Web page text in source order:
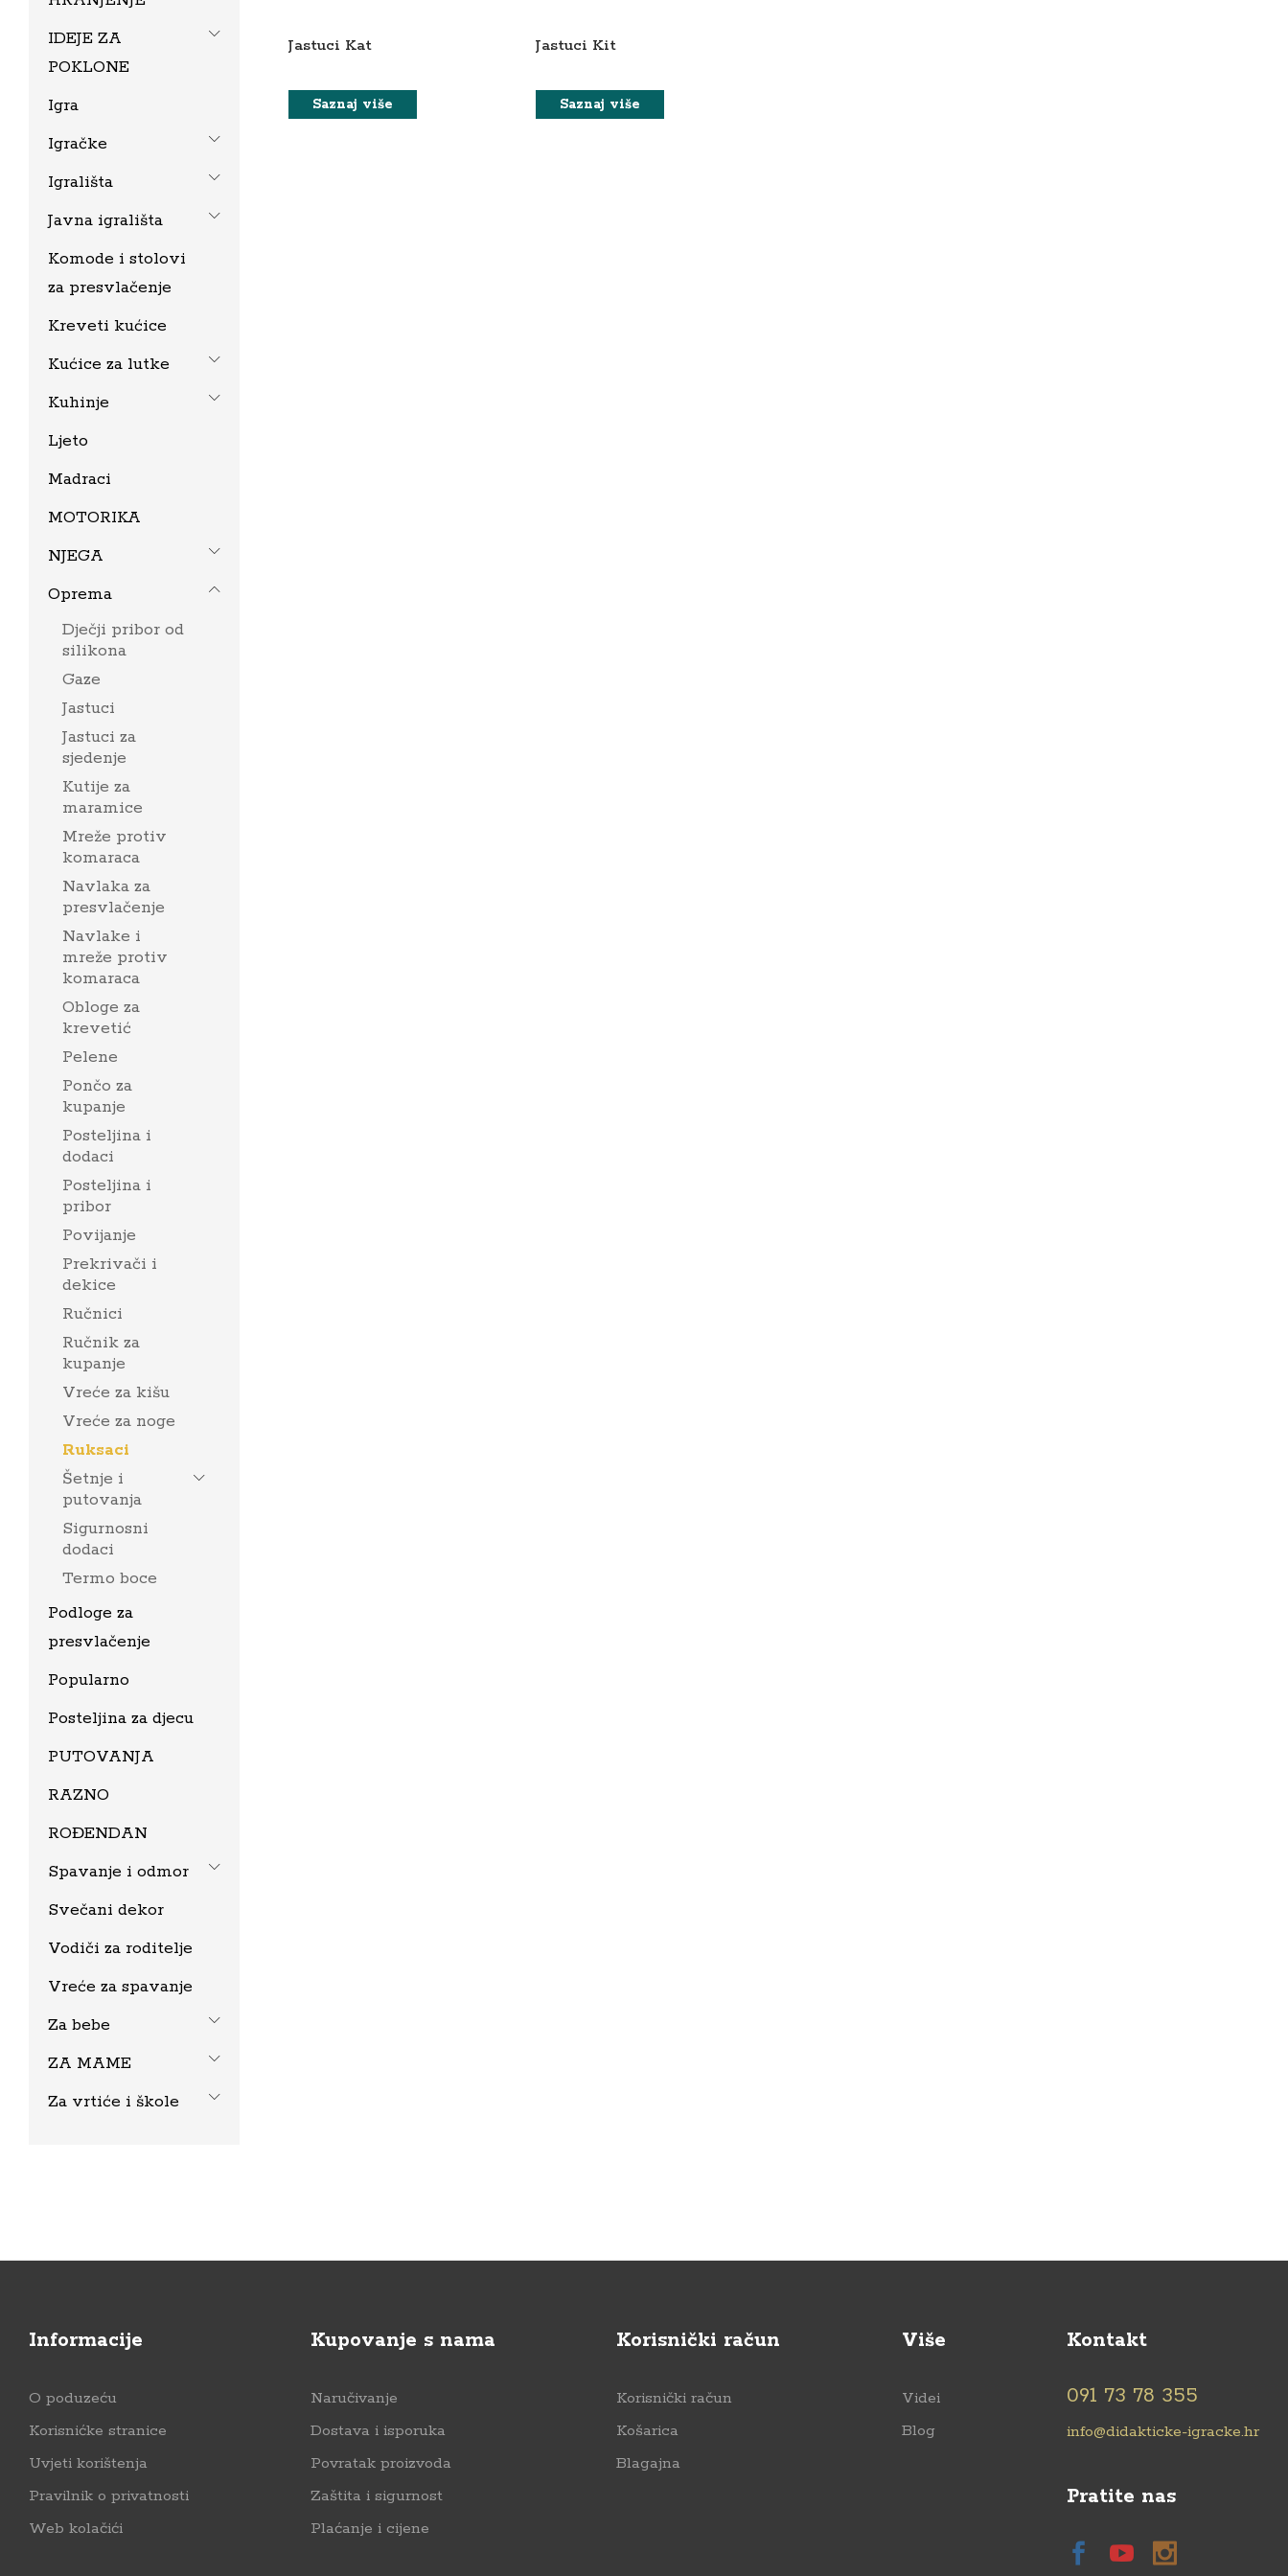
Jastuci Kat
Saznaj više
Jastuci Kit
Saznaj više
IDEJE ZA
POKLONE
Igra
Igračke
Igrališta
Javna igrališta
Komode i stolovi
za presvlačenje
Kreveti kućice
Kućice za lutke
Kuhinje
Ljeto
Madraci
MOTORIKA
NJEGA
Oprema
Dječji pribor od
silikona
Gaze
Jastuci
Jastuci za
sjedenje
Kutije za
maramice
Mreže protiv
komaraca
Navlaka za
presvlačenje
Navlake i
mreže protiv
komaraca
Obloge za
krevetić
Pelene
Pončo za
kupanje
Posteljina i
dodaci
Posteljina i
pribor
Povijanje
Prekrivači i
dekice
Ručnici
Ručnik za
kupanje
Vreće za kišu
Vreće za noge
Ruksaci
Šetnje i
putovanja
Sigurnosni
dodaci
Termo boce
Podloge za
presvlačenje
Popularno
Posteljina za djecu
PUTOVANJA
RAZNO
ROĐENDAN
Spavanje i odmor
Svečani dekor
Vodiči za roditelje
Vreće za spavanje
Za bebe
ZA MAME
Za vrtiće i škole
Informacije
O poduzeću
Korisnićke stranice
Uvjeti korištenja
Pravilnik o privatnosti
Web kolačići
Kupovanje s nama
Naručivanje
Dostava i isporuka
Povratak proizvoda
Zaštita i sigurnost
Plaćanje i cijene
Korisnički račun
Korisnički račun
Košarica
Blagajna
Više
Videi
Blog
Kontakt
091 73 78 355
info@didakticke-igracke.hr
Pratite nas